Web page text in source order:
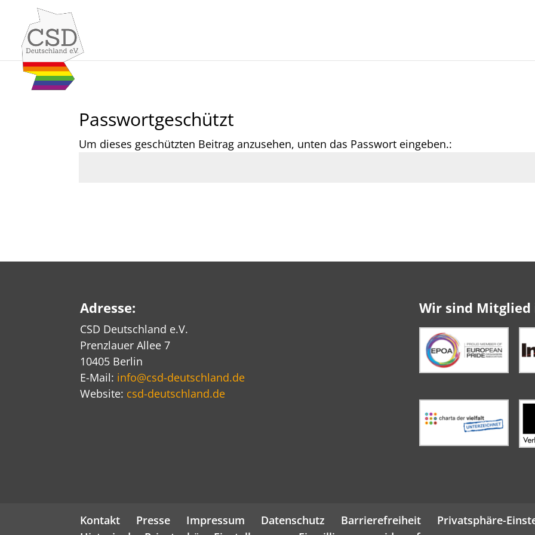
Skip to content
Passwortgeschützt
Um dieses geschützten Beitrag anzusehen, unten das Passwort eingeben.:
Adresse:
CSD Deutschland e.V.
Prenzlauer Allee 7
10405 Berlin
E-Mail: info@csd-deutschland.de
Website: csd-deutschland.de
Wir sind Mitglied
Kontakt Presse Impressum Datenschutz Barrierefreiheit
Privatsphäre-